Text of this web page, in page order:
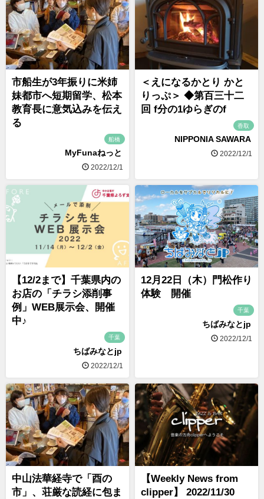
市船生が3年振りに米姉
妹都市へ短期留学、松本
教育長に意気込みを伝え
る
船橋
MyFunaねっと
2022/12/1
＜えになるかとり かと
りっぷ＞ ◆第百三十二
回 f分の1ゆらぎのf
香取
NIPPONIA SAWARA
2022/12/1
【12/2まで】千葉県内の
お店の「チラシ添削事
例」WEB展示会、開催
中♪
千葉
ちばみなとjp
2022/12/1
12月22日（木）門松作り
体験 開催
千葉
ちばみなとjp
2022/12/1
中山法華経寺で「酉の
市」、荘厳な読経に包ま
【Weekly News from
clipper】 2022/11/30